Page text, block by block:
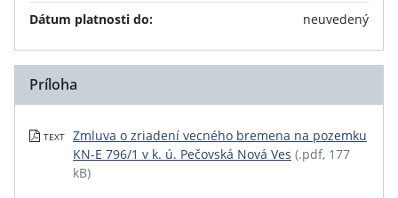
Dátum platnosti do:
neuvedený
Príloha
TEXT
Zmluva o zriadení vecného bremena na pozemku
KN-E 796/1 v k. ú. Pečovská Nová Ves (.pdf, 177
kB)